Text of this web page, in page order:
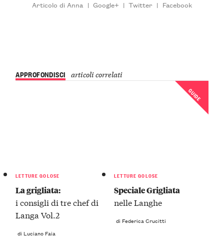
Articolo di Anna | Google+ | Twitter | Facebook
APPROFONDISCI articoli correlati
LETTURE GOLOSE
La grigliata:
i consigli di tre chef di
Langa Vol.2
di Luciano Faia
GUIDE
LETTURE GOLOSE
Speciale Grigliata
nelle Langhe
di Federica Crucitti